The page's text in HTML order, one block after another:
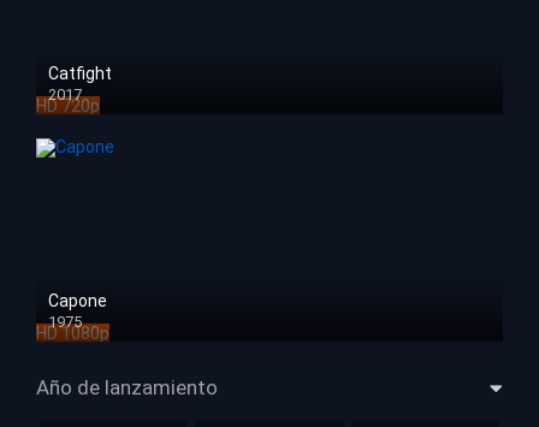
Catfight
2017
HD 720p
Capone
1975
HD 1080p
Año de lanzamiento